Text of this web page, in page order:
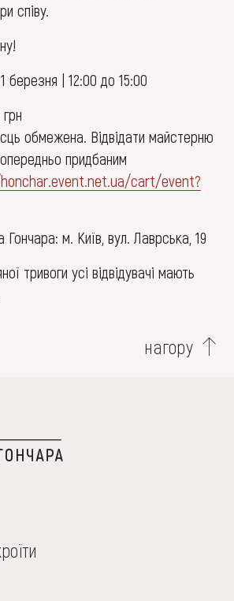
співу.
березня | 12:00 до 15:00
обмежена. Відвідати майстерню
придбаним
cart/event?
Гончара: м. Київ, вул. Лаврська, 19
тривоги усі відвідувачі мають
нагору